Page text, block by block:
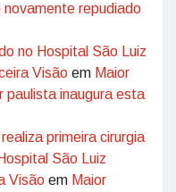
novamente repudiado
no Hospital São Luiz
Visão em Maior
paulista inaugura esta
primeira cirurgia
São Luiz
Visão em Maior